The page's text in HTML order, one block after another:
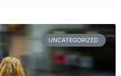
UNCATEGORIZED